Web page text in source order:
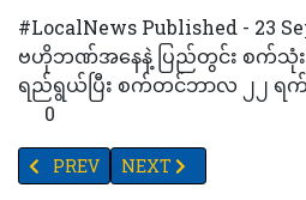
#LocalNews Published - 23
ဗဟိုဘဏ်အနေနဲ့ ပြည်တွင်း စက်သုံး
ရည်ရွယ်ပြီး စက်တင်ဘာလ ၂၂ ရက်
0
PREVIOUS ARTICLE: DKBA
PREV NEXT ARTICLE: နေ
NEXT